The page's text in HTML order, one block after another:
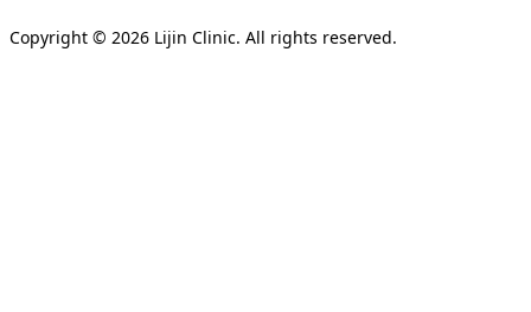
Copyright © 2026 Lijin Clinic. All rights reserved.